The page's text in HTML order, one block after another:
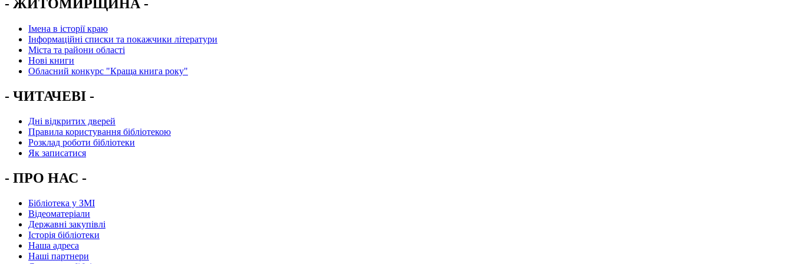
- ЖИТОМИРЩИНА -
Імена в історії краю
Інформаційні списки та покажчики літератури
Міста та райони області
Нові книги
Обласний конкурс "Краща книга року"
- ЧИТАЧЕВІ -
Дні відкритих дверей
Правила користування бібліотекою
Розклад роботи бібліотеки
Як записатися
- ПРО НАС -
Бібліотека у ЗМІ
Відеоматеріали
Державні закупівлі
Історія бібліотеки
Наша адреса
Наші партнери